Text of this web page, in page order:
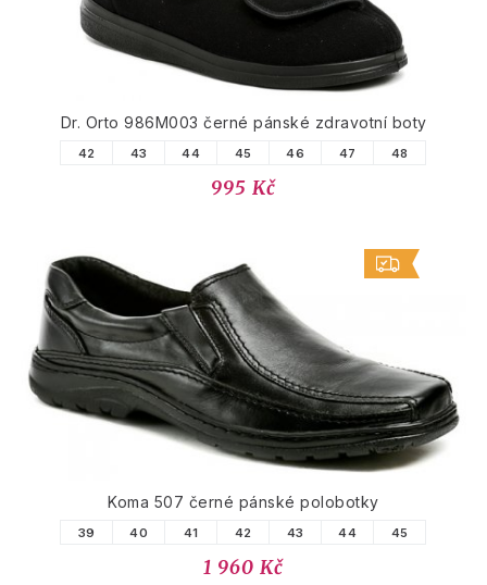
Dr. Orto 986M003 černé pánské zdravotní boty
42 43 44 45 46 47 48
995 Kč
Koma 507 černé pánské polobotky
39 40 41 42 43 44 45
1 960 Kč